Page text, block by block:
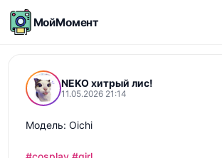
МойМомент
NEKO хитрый лис!
11.05.2026 21:14
Модель: Oichi